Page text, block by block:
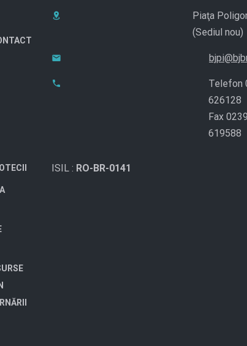
Piaţa
(Sediul nou)
Telefon
626128
Fax 0239
619588
ISIL : RO-BR-0141